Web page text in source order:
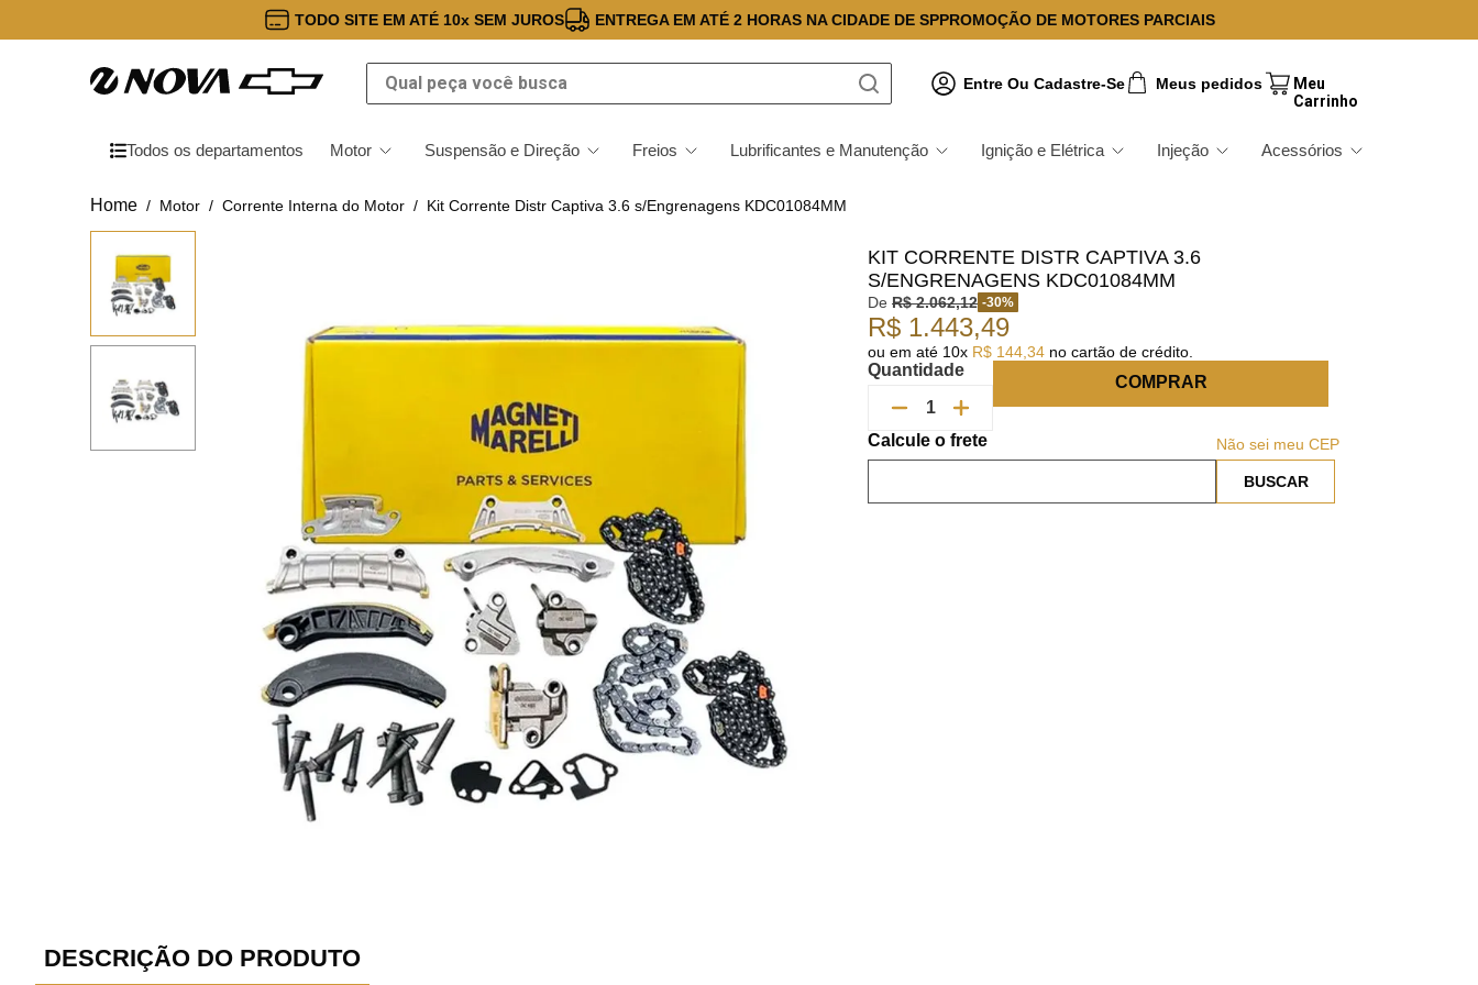
TODO SITE EM ATÉ 10x SEM JUROS ENTREGA EM ATÉ 2 HORAS NA CIDADE DE SPPROMOÇÃO DE MOTORES PARCIAIS
Qual peça você busca
Entre Ou Cadastre-Se Meus pedidos
Todos os departamentos Motor Suspensão e Direção Freios Lubrificantes e Manutenção Ignição e Elétrica Injeção Acessórios
Motor Corrente Interna do Motor Kit Corrente Distr Captiva 3.6 s/Engrenagens KDC01084MM
KIT CORRENTE DISTR CAPTIVA 3.6
S/ENGRENAGENS KDC01084MM
De R$ 2.062,12 -30%
R$ 1.443,49
ou em até 10x R$ 144 34 no cartão de crédito.
Quantidade
COMPRAR
Não sei meu CEP
DESCRIÇÃO DO PRODUTO